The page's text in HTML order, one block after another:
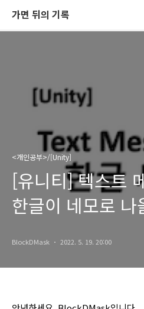
가면 뒤의 기록
<개인공부>/[Unity]
[유니티] 텍스트
한글이 네모로
BlockDMask 2022. 5. 19. 20:00